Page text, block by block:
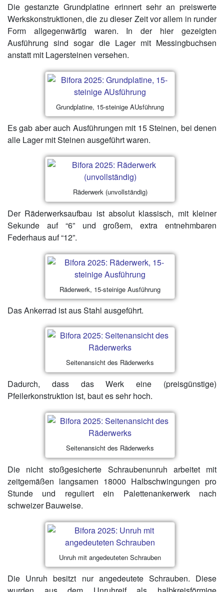
Die gestanzte Grundplatine erinnert sehr an preiswerte
Werkskonstruktionen, die zu dieser Zeit vor allem in runder
Form allgegenwärtig waren. In der hier gezeigten
Ausführung sind sogar die Lager mit Messingbuchsen
anstatt mit Lagersteinen versehen.
Grundplatine, 15-steinige AUsführung
Es gab aber auch Ausführungen mit 15 Steinen, bei denen
alle Lager mit Steinen ausgeführt waren.
Räderwerk (unvollständig)
Der Räderwerksaufbau ist absolut klassisch, mit kleiner
Sekunde auf “6” und großem, extra entnehmbaren
Federhaus auf “12”.
Räderwerk, 15-steinige Ausführung
Das Ankerrad ist aus Stahl ausgeführt.
Seitenansicht des Räderwerks
Dadurch, dass das Werk eine (preisgünstige)
Pfeilerkonstruktion ist, baut es sehr hoch.
Seitenansicht des Räderwerks
Die nicht stoßgesicherte Schraubenunruh arbeitet mit
zeitgemäßen langsamen 18000 Halbschwingungen pro
Stunde und reguliert ein Palettenankerwerk nach
schweizer Bauweise.
Unruh mit angedeuteten Schrauben
Die Unruh besitzt nur angedeutete Schrauben. Diese